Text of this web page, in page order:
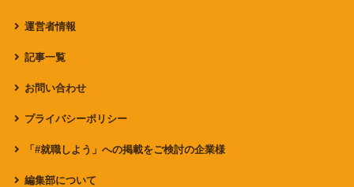
運営者情報
記事一覧
お問い合わせ
プライバシーポリシー
「#就職しよう」への掲載をご検討の企業様
編集部について